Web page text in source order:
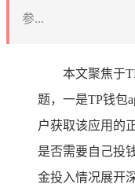
参...
本文聚焦于
题，一是TP钱包
户获取该应用的
是否需要自己投
金投入情况展开